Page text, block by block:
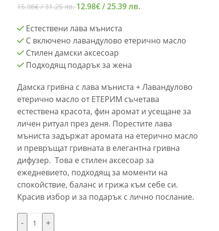
15.98€/ 31.25 лв.12.98€/ 25.39 лв.
Естествени лава мъниста
С включено лавандулово етерично масло
Стилен дамски аксесоар
Подходящ подарък за жена
Дамска гривна с лава мъниста + Лавандулово
етерично масло от ЕТЕРИМ съчетава
естествена красота, фин аромат и усещане за
личен ритуал през деня. Порестите лава
мъниста задържат аромата на етерично масло
и превръщат гривната в елегантна гривна
дифузер. Това е стилен аксесоар за
ежедневието, подходящ за моменти на
спокойствие, баланс и грижа към себе си.
Красив избор и за подарък с лично послание.
-
+